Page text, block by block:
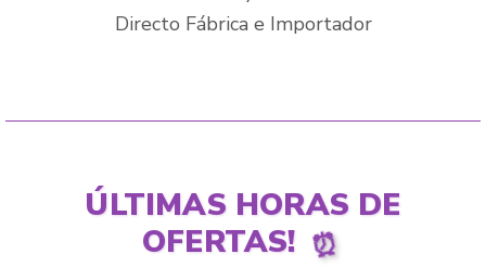
Directo Fábrica e Importador
ÚLTIMAS HORAS DE
OFERTAS! ⏰